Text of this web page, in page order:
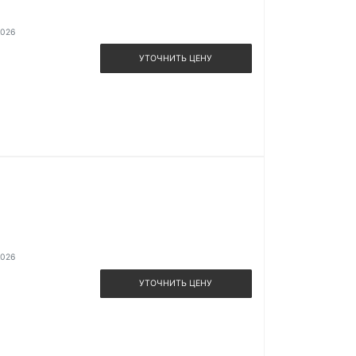
УТОЧНИТЬ ЦЕНУ
УТОЧНИТЬ ЦЕНУ